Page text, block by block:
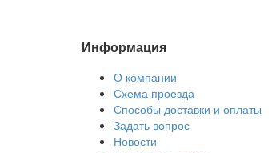
Информация
О компании
Схема проезда
Способы доставки и оплаты
Задать вопрос
Новости